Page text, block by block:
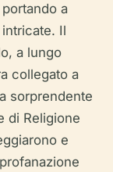
a
Il
a lungo
collegato a
sorprendente
di Religione
e